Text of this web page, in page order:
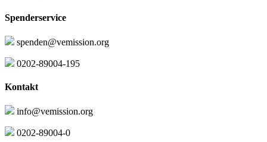
Spenderservice
spenden@vemission.org
0202-89004-195
Kontakt
info@vemission.org
0202-89004-0